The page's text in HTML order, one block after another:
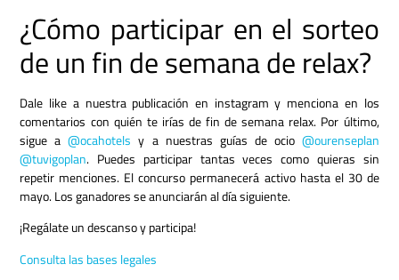
¿Cómo participar en el sorteo
de un fin de semana de relax?
Dale like a nuestra publicación en instagram y menciona en los
comentarios con quién te irías de fin de semana relax. Por último,
sigue a@ocahotels y a nuestras guías de ocio @ourenseplan
@tuvigoplan. Puedes participar tantas veces como quieras sin
repetir menciones. El concurso permanecerá activo hasta el 30 de
mayo. Los ganadores se anunciarán al día siguiente.
¡Regálate un descanso y participa!
Consulta las bases legales